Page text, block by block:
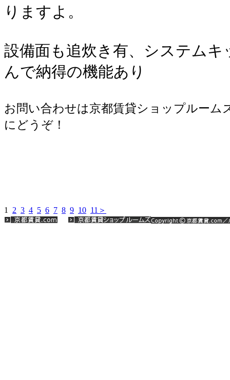
りますよ。
設備面も追炊き有、システム
んで納得の機能あり
お問い合わせは京都賃貸ショップルー
にどうぞ！
1 2 3 4 5 6 7 8 9 10 11 ＞